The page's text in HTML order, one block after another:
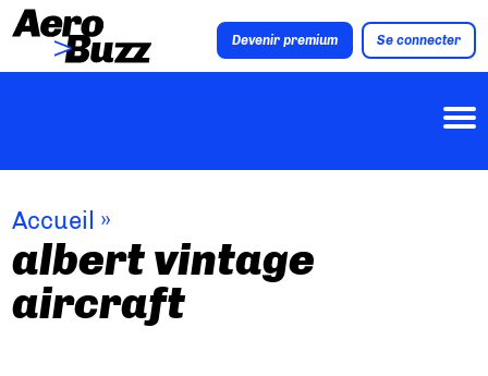
Devenir premium Se connecter
Accueil »
albert vintage
aircraft